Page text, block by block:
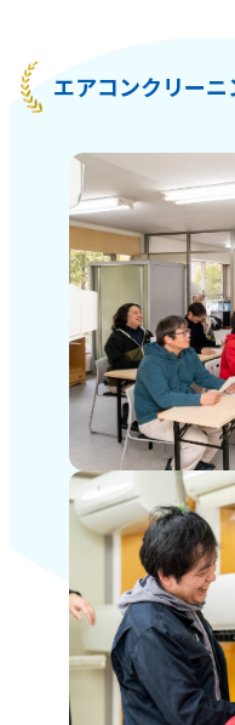
エアコンクリー